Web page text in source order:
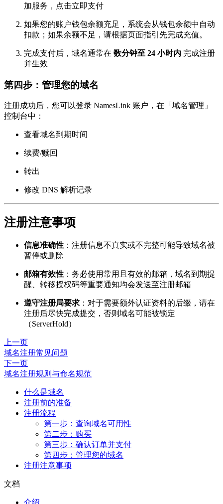
加服务，点击立即支付
如果您的账户钱包余额充足，系统会从钱包余额中自动
扣款；如果余额不足，请根据页面指引先完成充值。
完成支付后，域名通常在 数分钟至 24 小时内 完成注册
并生效
第四步：管理您的域名
注册成功后，您可以登录 NamesLink 账户，在「域名管理」
控制台中：
查看域名到期时间
续费/赎回
转出
修改 DNS 解析记录
注册注意事项
信息准确性 ：注册信息不真实或不完整可能导致域名被
暂停或删除
邮箱有效性 ：务必使用常用且有效的邮箱，域名到期提
醒、转移授权码等重要通知均会发送至注册邮箱
遵守注册局要求 ：对于需要额外认证资料的后缀，请在
注册后尽快完成提交，否则域名可能被锁定
（ServerHold）
上一页
域名注册常见问题
下一页
域名注册规则与命名规范
什么是域名
注册前的准备
注册流程
第一步：查询域名可用性
第二步：购买
第三步：确认订单并支付
第四步：管理您的域名
注册注意事项
文档
介绍